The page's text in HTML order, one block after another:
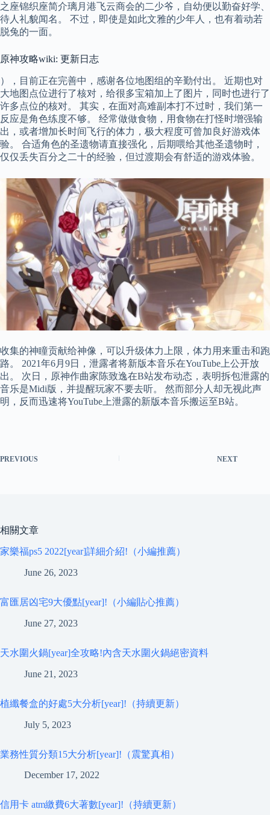
之座锦织座简介璃月港飞云商会的二少爷，自幼便以勤奋好学、
待人礼貌闻名。 不过，即使是如此文雅的少年人，也有着动若
脱兔的一面。
原神攻略wiki: 更新日志
），目前正在完善中，感谢各位地图组的辛勤付出。 近期也对
大地图点位进行了核对，给很多宝箱加上了图片，同时也进行了
许多点位的核对。 其实，在面对高难副本打不过时，我们第一
反应是角色练度不够。 经常做做食物，用食物在打怪时增强输
出，或者增加长时间飞行的体力，极大程度可曾加良好游戏体
验。 合适角色的圣遗物请直接强化，后期喂给其他圣遗物时，
仅仅丢失百分之二十的经验，但过渡期会有舒适的游戏体验。
收集的神瞳贡献给神像，可以升级体力上限，体力用来重击和跑
路。 2021年6月9日，泄露者将新版本音乐在YouTube上公开放
出。 次日，原神作曲家陈致逸在B站发布动态，表明拆包泄露的
音乐是Midi版，并提醒玩家不要去听。 然而部分人却无视此声
明，反而迅速将YouTube上泄露的新版本音乐搬运至B站。
PREVIOUS NEXT
相關文章
家樂福ps5 2022[year]詳細介紹!（小編推薦）
June 26, 2023
富匯居凶宅9大優點[year]!（小編貼心推薦）
June 27, 2023
天水圍火鍋[year]全攻略!內含天水圍火鍋絕密資料
June 21, 2023
植纖餐盒的好處5大分析[year]!（持續更新）
July 5, 2023
業務性質分類15大分析[year]!（震驚真相）
December 17, 2022
信用卡 atm繳費6大著數[year]!（持續更新）